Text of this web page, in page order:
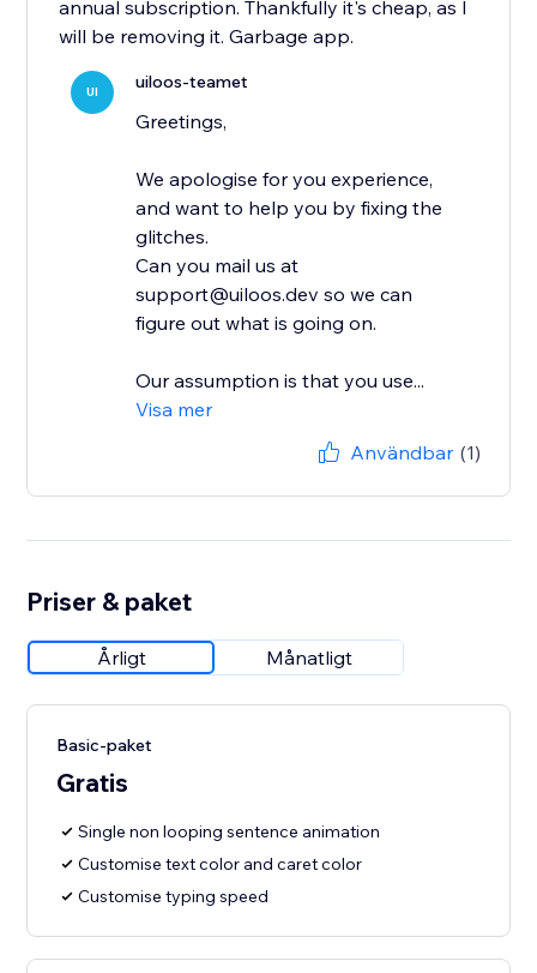
annual subscription. Thankfully it's cheap, as I
will be removing it. Garbage app.
UI uiloos-teamet
Greetings,
We apologise for you experience,
and want to help you by fixing the
glitches.
Can you mail us at
support@uiloos.dev so we can
figure out what is going on.
Our assumption is that you use...
Visa mer
Användbar (1)
Priser & paket
Årligt Månatligt
Basic-paket
Gratis
Single non looping sentence animation
Customise text color and caret color
Customise typing speed